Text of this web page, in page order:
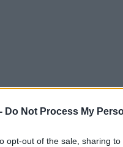
Do Not Process My
opt-out of the sale, sharing
νέα σκάφη θα